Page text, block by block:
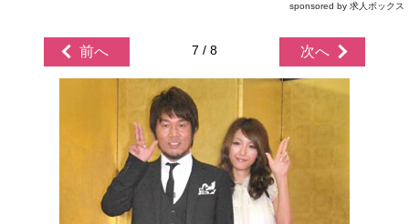
sponsored by 求人ボックス
前へ 7 / 8 次へ